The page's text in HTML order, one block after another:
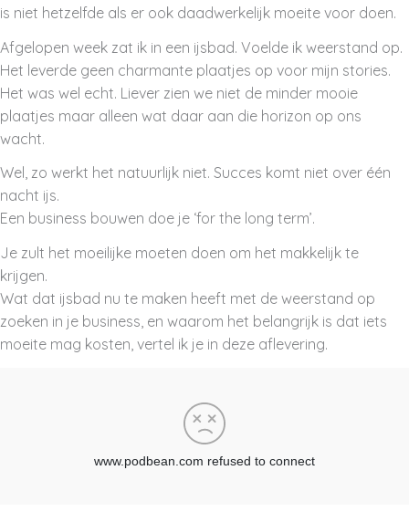
is niet hetzelfde als er ook daadwerkelijk moeite voor doen.
Afgelopen week zat ik in een ijsbad. Voelde ik weerstand op.
Het leverde geen charmante plaatjes op voor mijn stories.
Het was wel echt. Liever zien we niet de minder mooie
plaatjes maar alleen wat daar aan die horizon op ons
wacht.
Wel, zo werkt het natuurlijk niet. Succes komt niet over één
nacht ijs.
Een business bouwen doe je ‘for the long term’.
Je zult het moeilijke moeten doen om het makkelijk te
krijgen.
Wat dat ijsbad nu te maken heeft met de weerstand op
zoeken in je business, en waarom het belangrijk is dat iets
moeite mag kosten, vertel ik je in deze aflevering.